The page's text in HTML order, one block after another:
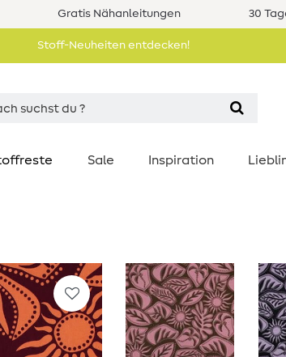
Gratis Nähanleitungen 30
Stoff-Neuheiten entdecken!
Sale Inspiration